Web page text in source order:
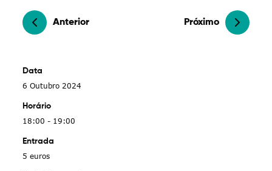
Anterior Próximo
Data
6 Outubro 2024
Horário
18:00 - 19:00
Entrada
5 euros